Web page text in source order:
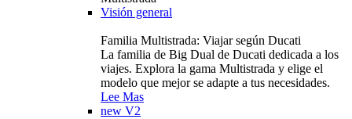
Visión general
Familia Multistrada: Viajar según Ducati
La familia de Big Dual de Ducati dedicada a los
viajes. Explora la gama Multistrada y elige el
modelo que mejor se adapte a tus necesidades.
Lee Mas
new V2